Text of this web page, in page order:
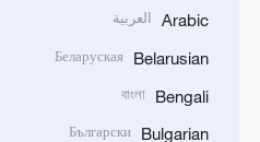
Arabic العربية
Belarusian
Беларуская
Bengali
বাংলা
Bulgarian
Български